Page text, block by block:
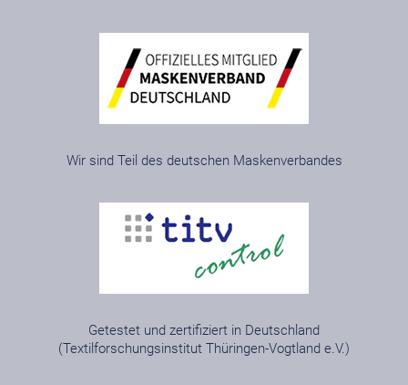
Wir sind Teil des deutschen Maskenverbandes
Getestet und zertifiziert in Deutschland
(Textilforschungsinstitut Thüringen-Vogtland e.V.)